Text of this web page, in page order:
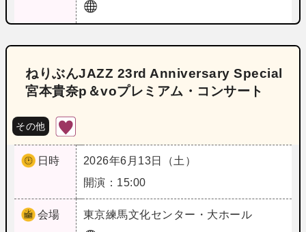
ねりぶんJAZZ 23rd Anniversary Special
宮本貴奈p＆voプレミアム・コンサート
その他
日時
2026年6月13日（土）
開演：15:00
会場 東京練馬文化センター・大ホール